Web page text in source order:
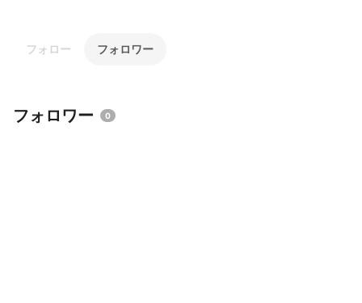
フォロー フォロワー
フォロワー 0